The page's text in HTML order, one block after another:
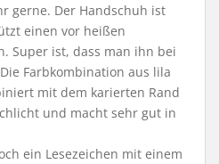
gerne. Der Handschuh ist
einen vor heißen
Super ist, dass man ihn bei
Farbkombination aus lila
mit dem karierten Rand
und macht sehr gut in
ein Lesezeichen mit einem